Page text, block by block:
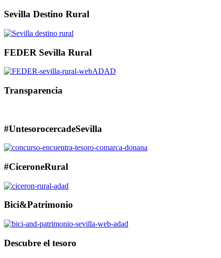
Sevilla Destino Rural
FEDER Sevilla Rural
Transparencia
#UntesorocercadeSevilla
#CiceroneRural
Bici&Patrimonio
Descubre el tesoro